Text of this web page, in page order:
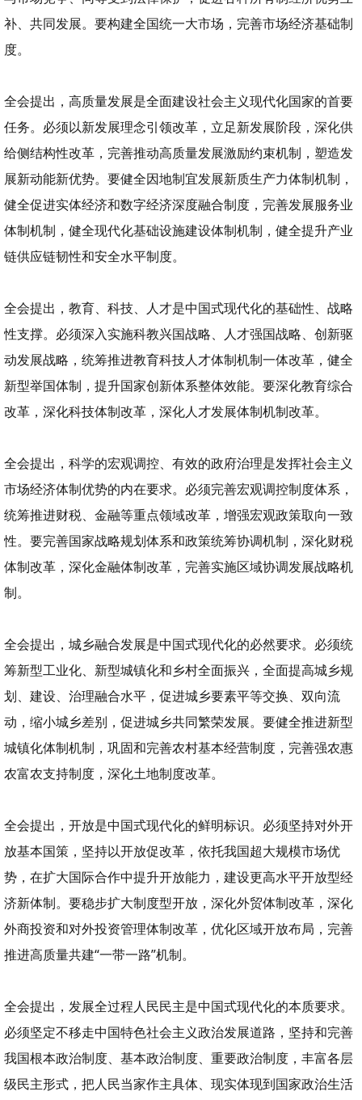
补、共同发展。要构建全国统一大市场，完善市场经济基础制
度。
全会提出，高质量发展是全面建设社会主义现代化国家的首要
任务。必须以新发展理念引领改革，立足新发展阶段，深化供
给侧结构性改革，完善推动高质量发展激励约束机制，塑造发
展新动能新优势。要健全因地制宜发展新质生产力体制机制，
健全促进实体经济和数字经济深度融合制度，完善发展服务业
体制机制，健全现代化基础设施建设体制机制，健全提升产业
链供应链韧性和安全水平制度。
全会提出，教育、科技、人才是中国式现代化的基础性、战略
性支撑。必须深入实施科教兴国战略、人才强国战略、创新驱
动发展战略，统筹推进教育科技人才体制机制一体改革，健全
新型举国体制，提升国家创新体系整体效能。要深化教育综合
改革，深化科技体制改革，深化人才发展体制机制改革。
全会提出，科学的宏观调控、有效的政府治理是发挥社会主义
市场经济体制优势的内在要求。必须完善宏观调控制度体系，
统筹推进财税、金融等重点领域改革，增强宏观政策取向一致
性。要完善国家战略规划体系和政策统筹协调机制，深化财税
体制改革，深化金融体制改革，完善实施区域协调发展战略机
制。
全会提出，城乡融合发展是中国式现代化的必然要求。必须统
筹新型工业化、新型城镇化和乡村全面振兴，全面提高城乡规
划、建设、治理融合水平，促进城乡要素平等交换、双向流
动，缩小城乡差别，促进城乡共同繁荣发展。要健全推进新型
城镇化体制机制，巩固和完善农村基本经营制度，完善强农惠
农富农支持制度，深化土地制度改革。
全会提出，开放是中国式现代化的鲜明标识。必须坚持对外开
放基本国策，坚持以开放促改革，依托我国超大规模市场优
势，在扩大国际合作中提升开放能力，建设更高水平开放型经
济新体制。要稳步扩大制度型开放，深化外贸体制改革，深化
外商投资和对外投资管理体制改革，优化区域开放布局，完善
推进高质量共建“一带一路”机制。
全会提出，发展全过程人民民主是中国式现代化的本质要求。
必须坚定不移走中国特色社会主义政治发展道路，坚持和完善
我国根本政治制度、基本政治制度、重要政治制度，丰富各层
级民主形式，把人民当家作主具体、现实体现到国家政治生活